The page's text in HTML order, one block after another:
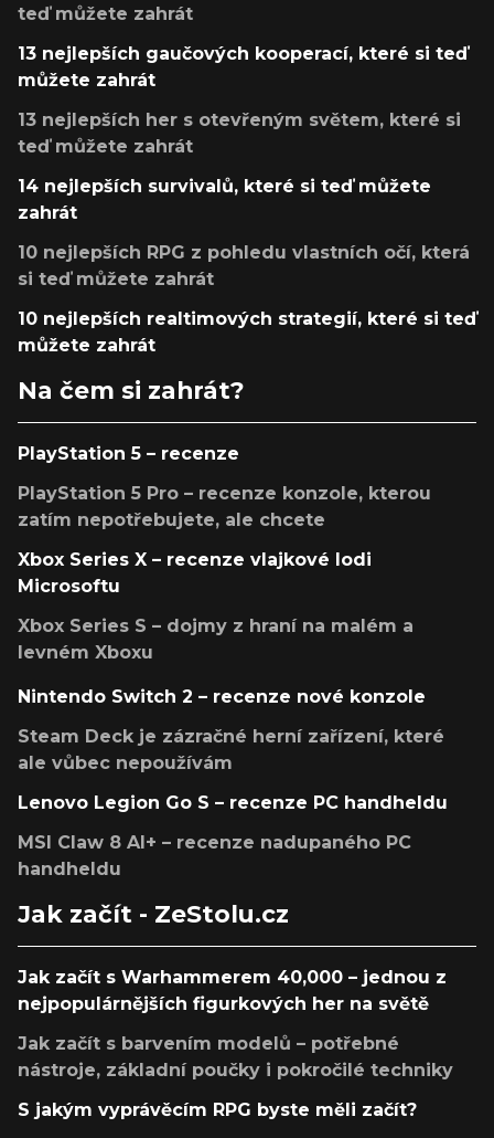
teď můžete zahrát
13 nejlepších gaučových kooperací, které si teď
můžete zahrát
13 nejlepších her s otevřeným světem, které si
teď můžete zahrát
14 nejlepších survivalů, které si teď můžete
zahrát
10 nejlepších RPG z pohledu vlastních očí, která
si teď můžete zahrát
10 nejlepších realtimových strategií, které si teď
můžete zahrát
Na čem si zahrát?
PlayStation 5 – recenze
PlayStation 5 Pro – recenze konzole, kterou
zatím nepotřebujete, ale chcete
Xbox Series X – recenze vlajkové lodi
Microsoftu
Xbox Series S – dojmy z hraní na malém a
levném Xboxu
Nintendo Switch 2 – recenze nové konzole
Steam Deck je zázračné herní zařízení, které
ale vůbec nepoužívám
Lenovo Legion Go S – recenze PC handheldu
MSI Claw 8 AI+ – recenze nadupaného PC
handheldu
Jak začít - ZeStolu.cz
Jak začít s Warhammerem 40,000 – jednou z
nejpopulárnějších figurkových her na světě
Jak začít s barvením modelů – potřebné
nástroje, základní poučky i pokročilé techniky
S jakým vyprávěcím RPG byste měli začít?